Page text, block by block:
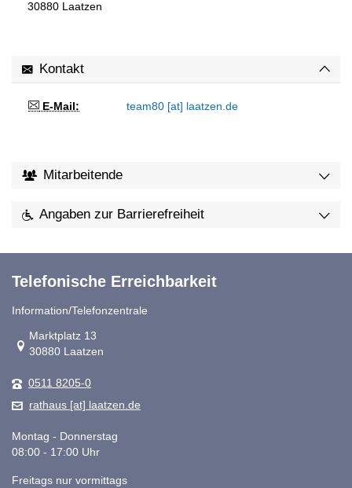
30880 Laatzen
Kontakt
E-Mail: team80 [at] laatzen.de
Mitarbeitende
Angaben zur Barrierefreiheit
Telefonische Erreichbarkeit
Information/Telefonzentrale
Link zur Google-Maps Navigation
Marktplatz 13
30880 Laatzen
0511 8205-0
rathaus [at] laatzen.de
Montag - Donnerstag
08:00 - 17:00 Uhr
Freitags nur vormittags